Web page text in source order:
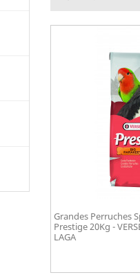
Grandes Perruches
Prestige 20Kg -
LAGA
